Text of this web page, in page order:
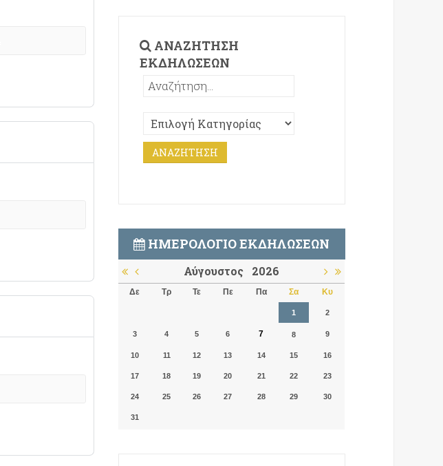
ΑΝΑΖΉΤΗΣΗ
ΕΚΔΗΛΏΣΕΩΝ
ΗΜΕΡΟΛΌΓΙΟ ΕΚΔΗΛΏΣΕΩΝ
Αύγουστος 2026
Δε Τρ Τε Πε Πα Σα Κυ
1 2
3 4 5 6 7 8 9
10 11 12 13 14 15 16
17 18 19 20 21 22 23
24 25 26 27 28 29 30
31